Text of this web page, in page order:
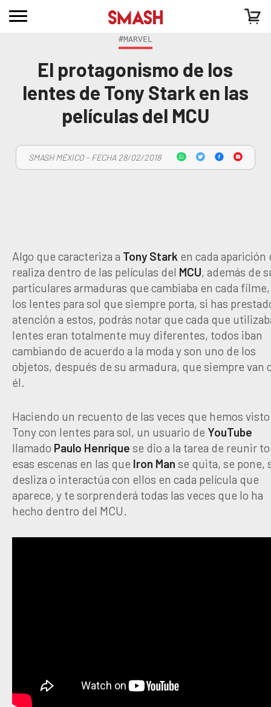
#MARVEL
El protagonismo de los
lentes de Tony Stark en las
películas del MCU
SMASH MÉXICO - FECHA 28/02/2018
Algo que caracteriza a Tony Stark en cada aparición
realiza dentro de las películas del MCU, además de
particulares armaduras que cambiaba en cada
los lentes para sol que siempre porta, si has
atención a estos, podrás notar que cada que
lentes eran totalmente muy diferentes, todos iban
cambiando de acuerdo a la moda y son uno de los
objetos, después de su armadura, que siempre van
él.
Haciendo un recuento de las veces que hemos visto
Tony con lentes para sol, un usuario de YouTube
llamado Paulo Henrique se dio a la tarea de reunir
esas escenas en las que Iron Man se quita, se pone,
desliza o interactúa con ellos en cada película que
aparece, y te sorprenderá todas las veces que lo ha
hecho dentro del MCU.